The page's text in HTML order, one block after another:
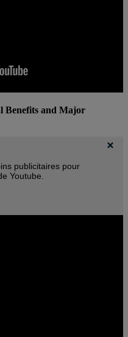
Benefits and Major
publicitaires pour
Youtube.